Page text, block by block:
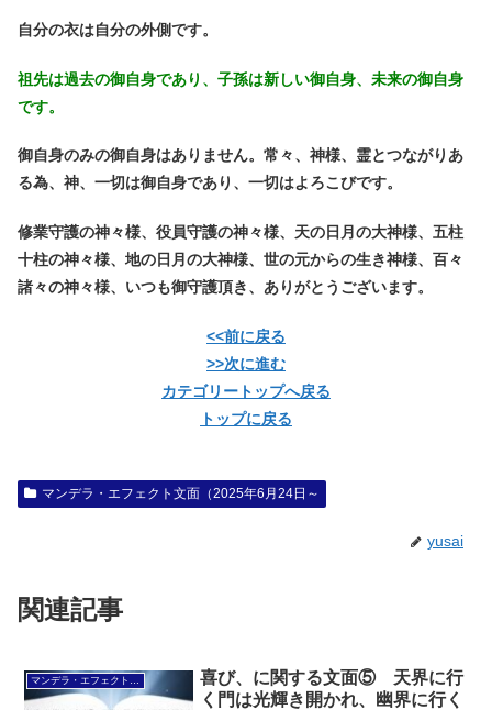
自分の衣は自分の外側です。
祖先は過去の御自身であり、子孫は新しい御自身、未来の御自身
です。
御自身のみの御自身はありません。常々、神様、霊とつながりあ
る為、神、一切は御自身であり、一切はよろこびです。
修業守護の神々様、役員守護の神々様、天の日月の大神様、五柱
十柱の神々様、地の日月の大神様、世の元からの生き神様、百々
諸々の神々様、いつも御守護頂き、ありがとうございます。
<<前に戻る
>>次に進む
カテゴリートップへ戻る
トップに戻る
マンデラ・エフェクト文面（2025年6月24日～
yusai
関連記事
喜び、に関する文面⑤ 天界に行
く門は光輝き開かれ、幽界に行く